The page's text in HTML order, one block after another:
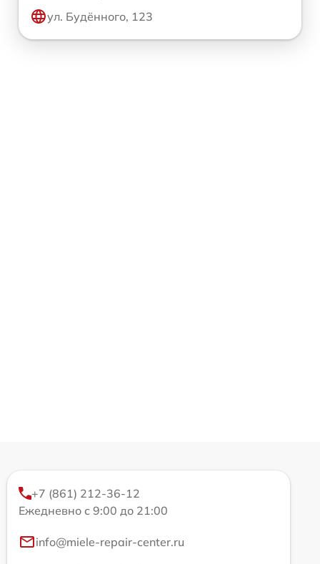
ул. Будённого, 123
+7 (861) 212-36-12
Ежедневно с 9:00 до 21:00
info@miele-repair-center.ru